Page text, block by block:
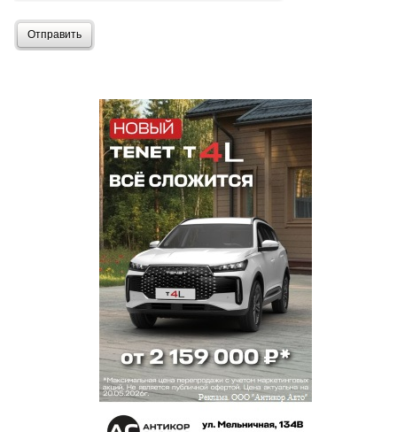
Отправить